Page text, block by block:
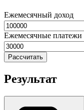
Ежемесячный доход
Ежемесячные платежи
Рассчитать
Результат